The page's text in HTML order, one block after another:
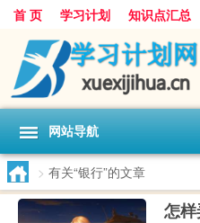
首 页 学习计划 知识点汇总
网站导航
> 有关“银行”的文章
怎